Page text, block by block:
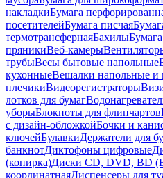
накладкиБумага
посетителейБумага писчая
термотрансфернаяБахилы
пряникиВеб-камеры
трубыВесы бытовые напольные
кухонныеВешалки напольные и
плечикиВидеорегистраторы
лотков для бумаг
уборыБлокноты для флипчартов
с дизайн-обложкойБочки и
ключейБулавкиДержатели для
банкнотДиктофоны цифровые
(копирка)Диски CD, DVD, BD
координатнаяДиспенсеры для